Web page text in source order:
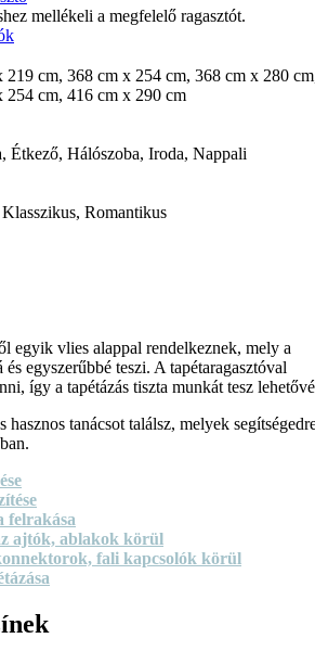
mellékeli a megfelelő ragasztót.
219 cm, 368 cm x 254 cm, 368 cm x 280
254 cm, 416 cm x 290 cm
Étkező, Hálószoba, Iroda, Nappali
Romantikus
egyik vlies alappal rendelkeznek, mely a
egyszerűbbé teszi. A tapétaragasztóval
így a tapétázás tiszta munkát tesz
hasznos tanácsot találsz, melyek
felrakása
ajtók, ablakok körül
fali kapcsolók körül